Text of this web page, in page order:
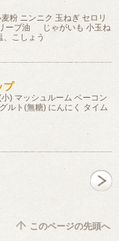
粉 ニンニク 玉ねぎ セロリ
ーブ油 じゃがいも 小玉ね
、こしょう
プ
) マッシュルーム ベーコン
ルト(無糖) にんにく タイム
このページの先頭へ